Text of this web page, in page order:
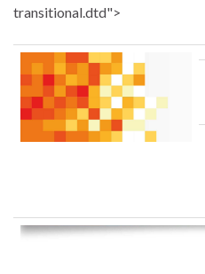
transitional.dtd">